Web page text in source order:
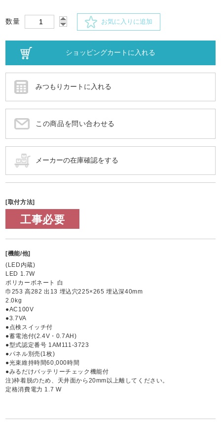
数量 お気に入りに追加
この商品を問い合わせる
[取付方法]
工事必要
[機能/他]
(LED内蔵)
LED 1.7W
ポリカーボネート 白
巾253 高282 出13 埋込穴225×265 埋込深40mm
2.0kg
●AC100V
●3.7VA
●点検スイッチ付
●蓄電池付(2.4V・0.7AH)
●型式認定番号 1AM111-3723
●パネル別売(1枚)
●光束維持時間60,000時間
●みるだけバッテリーチェック機能付
注)枠着脱のため、天井面から20mm以上離してください。
定格消費電力 1.7 W